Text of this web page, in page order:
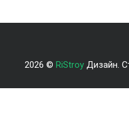
2026 © RiStroyДизайн.